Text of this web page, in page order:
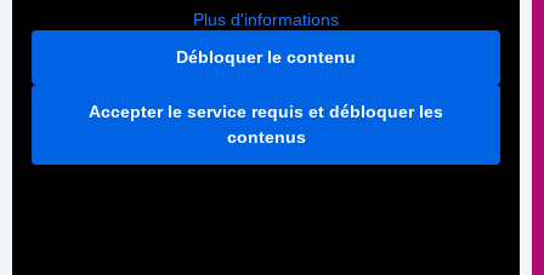
Plus d'informations
Débloquer le contenu
Accepter le service requis et débloquer les
contenus